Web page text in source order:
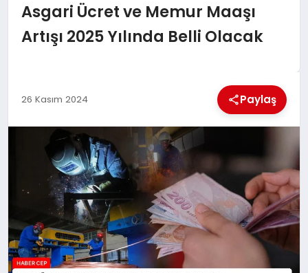
EĞITIM
KÜLTÜREL
Asgari Ücret ve Memur Maaşı
Artışı 2025 Yılında Belli Olacak
26 Kasım 2024 Paylaş